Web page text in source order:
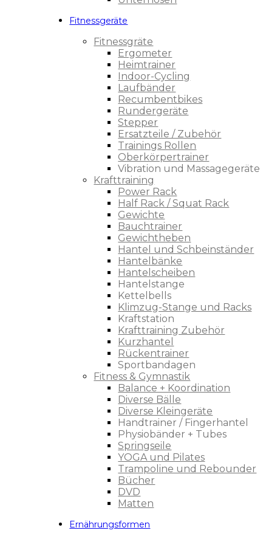
Fitnessgeräte
Fitnessgräte
Ergometer
Heimtrainer
Indoor-Cycling
Laufbänder
Recumbentbikes
Rundergeräte
Stepper
Ersatzteile / Zubehör
Trainings Rollen
Oberkörpertrainer
Vibration und Massagegeräte
Krafttraining
Power Rack
Half Rack / Squat Rack
Gewichte
Bauchtrainer
Gewichtheben
Hantel und Schbeinständer
Hantelbänke
Hantelscheiben
Hantelstange
Kettelbells
Klimzug-Stange und Racks
Kraftstation
Krafttraining Zubehör
Kurzhantel
Rückentrainer
Sportbandagen
Fitness & Gymnastik
Balance + Koordination
Diverse Bälle
Diverse Kleingeräte
Handtrainer / Fingerhantel
Physiobänder + Tubes
Springseile
YOGA und Pilates
Trampoline und Rebounder
Bücher
DVD
Matten
Ernährungsformen